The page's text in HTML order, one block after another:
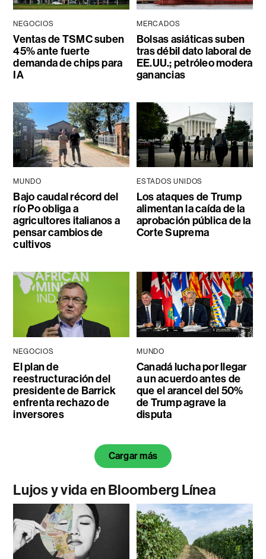
NEGOCIOS
Ventas de TSMC suben
45% ante fuerte
demanda de chips para
IA
MERCADOS
Bolsas asiáticas suben
tras débil dato laboral de
EE.UU.; petróleo modera
ganancias
MUNDO
Bajo caudal récord del
río Po obliga a
agricultores italianos a
pensar cambios de
cultivos
ESTADOS UNIDOS
Los ataques de Trump
alimentan la caída de la
aprobación pública de la
Corte Suprema
NEGOCIOS
El plan de
reestructuración del
presidente de Barrick
enfrenta rechazo de
inversores
MUNDO
Canadá lucha por llegar
a un acuerdo antes de
que el arancel del 50%
de Trump agrave la
disputa
Cargar más
Lujos y vida en Bloomberg Línea